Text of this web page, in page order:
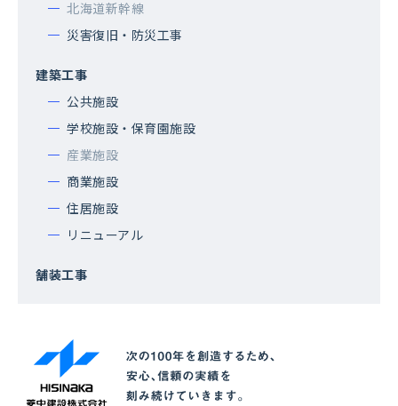
北海道新幹線
災害復旧・防災工事
建築工事
公共施設
学校施設・保育園施設
産業施設
商業施設
住居施設
リニューアル
舗装工事